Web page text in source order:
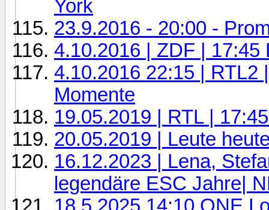
York
23.9.2016 - 20:00 -
4.10.2016 | ZDF | 17:45
4.10.2016 22:15 | RTL2
Momente
19.05.2019 | RTL |
20.05.2019 | Leute
16.12.2023 | Lena,
legendäre ESC Jahre|
18.5.2025 14:10 ONE